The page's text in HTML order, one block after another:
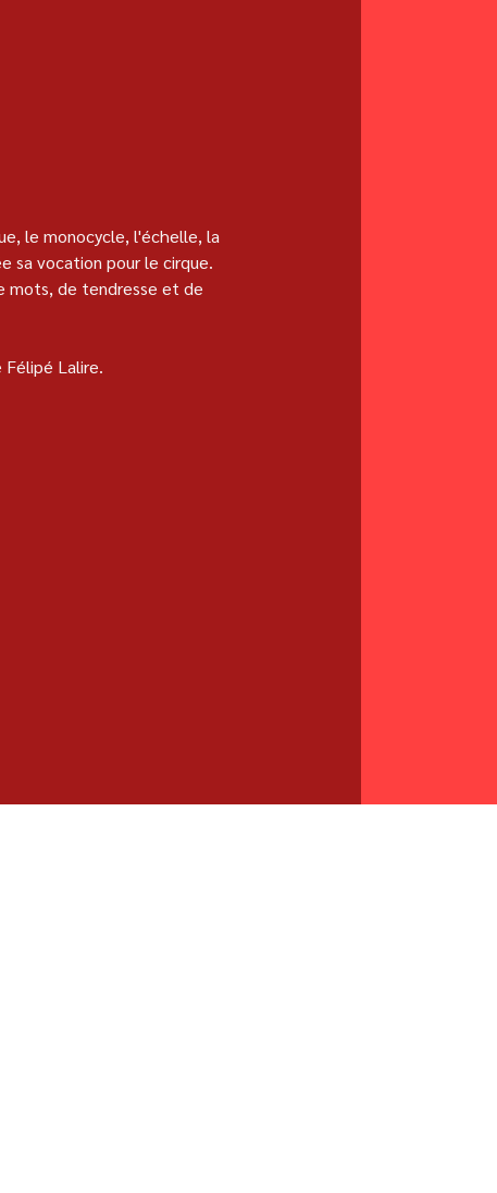
le monocycle, l'échelle, la
sa vocation pour le cirque.
mots, de tendresse et de
Lalire.